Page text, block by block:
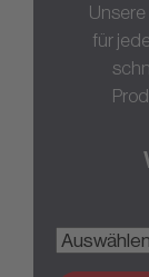
für